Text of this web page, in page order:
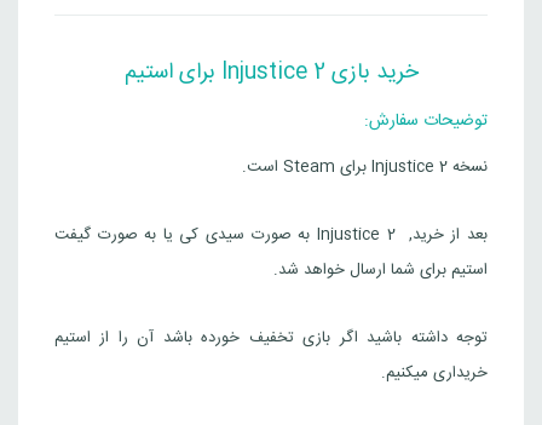
برزیل
9,611,000 تومان
برزیل
خرید بازی Injustice 2 برای استیم
توضیحات سفارش:
نسخه Injustice 2 برای Steam است.
بعد از خرید, Injustice 2 به صورت سیدی کی یا به صورت گیفت
استیم برای شما ارسال خواهد شد.
توجه داشته باشید اگر بازی تخفیف خورده باشد آن را از استیم
خریداری میکنیم.